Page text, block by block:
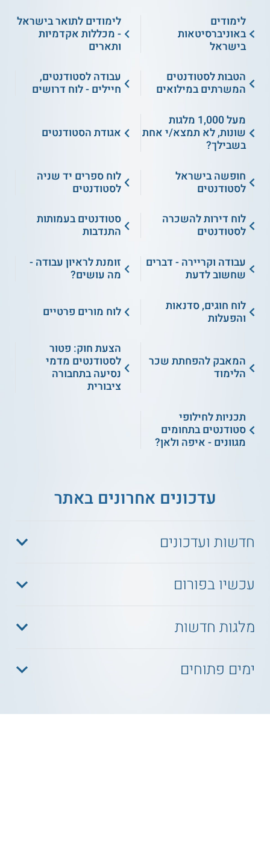
לימודים
באוניברסיטאות
בישראל
לימודים לתואר בישראל
- מכללות אקדמיות
ותארים
הטבות לסטודנטים
המשרתים במילואים
עבודה לסטודנטים,
חיילים - לוח דרושים
מעל 1,000 מלגות
שונות, לא תמצא/י אחת
בשבילך?
אגודת הסטודנטים
חופשה בישראל
לסטודנטים
לוח ספרים יד שניה
לסטודנטים
לוח דירות להשכרה
לסטודנטים
סטודנטים בעמותות
התנדבות
עבודה וקריירה - דברים
שחשוב לדעת
זומנת לראיון עבודה -
מה עושים?
לוח חוגים, סדנאות
והפעלות
לוח מורים פרטיים
המאבק להפחתת שכר
הלימוד
הצעת חוק: פטור
לסטודנטים מדמי
נסיעה בתחבורה
ציבורית
תכניות לחילופי
סטודנטים בתחומים
מגוונים - איפה ולאן?
עדכונים אחרונים באתר
חדשות ועדכונים
עכשיו בפורום
מלגות חדשות
ימים פתוחים